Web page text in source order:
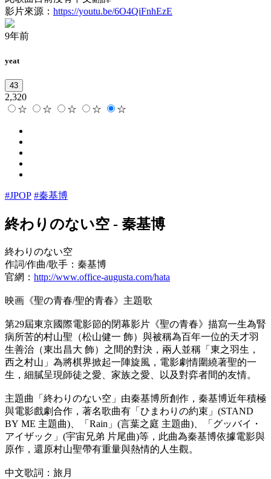
影片來源： https://youtu.be/6O4QiFnhEzE
9年前
yeat
43
2,320
☆
☆ ☆ ☆ ☆
#JPOP #秦基博
終わりのない空 - 秦基博
終わりのない空
作詞/作曲/歌手：秦基博
官網： http://www.office-augusta.com/hata
映画《聖の青春/聖的青春》主題歌
第29屆東京國際電影節的閉幕影片《聖の青春》描寫一生為腎
病所苦的村山聖（松山健一 飾）與被稱為百年一位的天才羽
生善治（東出昌大 飾）之間的對決，兩人並稱「東之羽生，
西之村山」為將棋界掀起一陣旋風，電影劇情圍繞著聖的一
生，細膩呈現師徒之愛、家族之愛、以及對弈者間的友情。
主題曲「終わりのない空」由秦基博所創作，秦基博近年積極
與電影戲劇合作，著名歌曲有「ひまわりの約束」(STAND
BY ME 主題曲)、「Rain」(言葉之庭 主題曲)、「グッバイ・
アイザック」(宇宙兄弟 片尾曲)等，此曲為秦基博依據電影與
原作，還原村山聖帶有重量與熱情的人生觀。
中文歌詞：旅月